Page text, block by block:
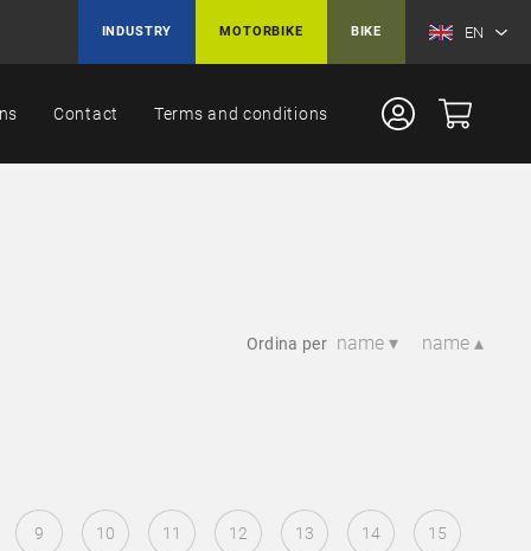
INDUSTRY MOTORBIKE BIKE EN
Contact Terms and conditions
Ordina per name ▾ name ▴
9 10 11 12 13 14 15